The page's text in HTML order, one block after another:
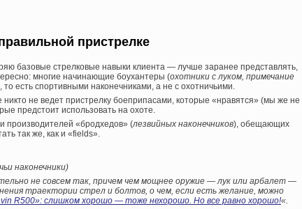
пристрелке
базовые стрелковые навыки клиента — лучше заранее представлять,
многие начинающие боухантеры (охотники с луком, примечание
есть спортивными наконечниками, а не с охотничьими.
никто не ведет пристрелку боеприпасами, которые «нравятся» (мы же не
предстоит использовать на охоте.
производителей «бродхедов» (лезвийных наконечников), обещающих
так же, как и «fields».
наконечники)
не совсем так, причем чем мощнее оружие — лук или арбалет —
траектории стрел и болтов, о чем, если есть желание, можно
R500»: слишком хорошо — тоже нехорошо. Но все равно хорошо!«.